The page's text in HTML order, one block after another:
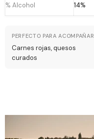
% Alcohol 14%
PERFECTO PARA ACOMPAÑAR
Carnes rojas, quesos
curados